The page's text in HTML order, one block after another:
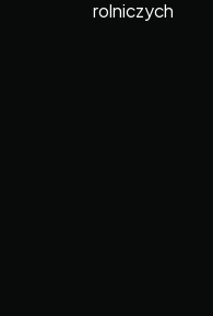
rolniczych